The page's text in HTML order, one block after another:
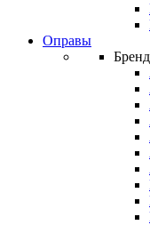
Оправы
Бренд